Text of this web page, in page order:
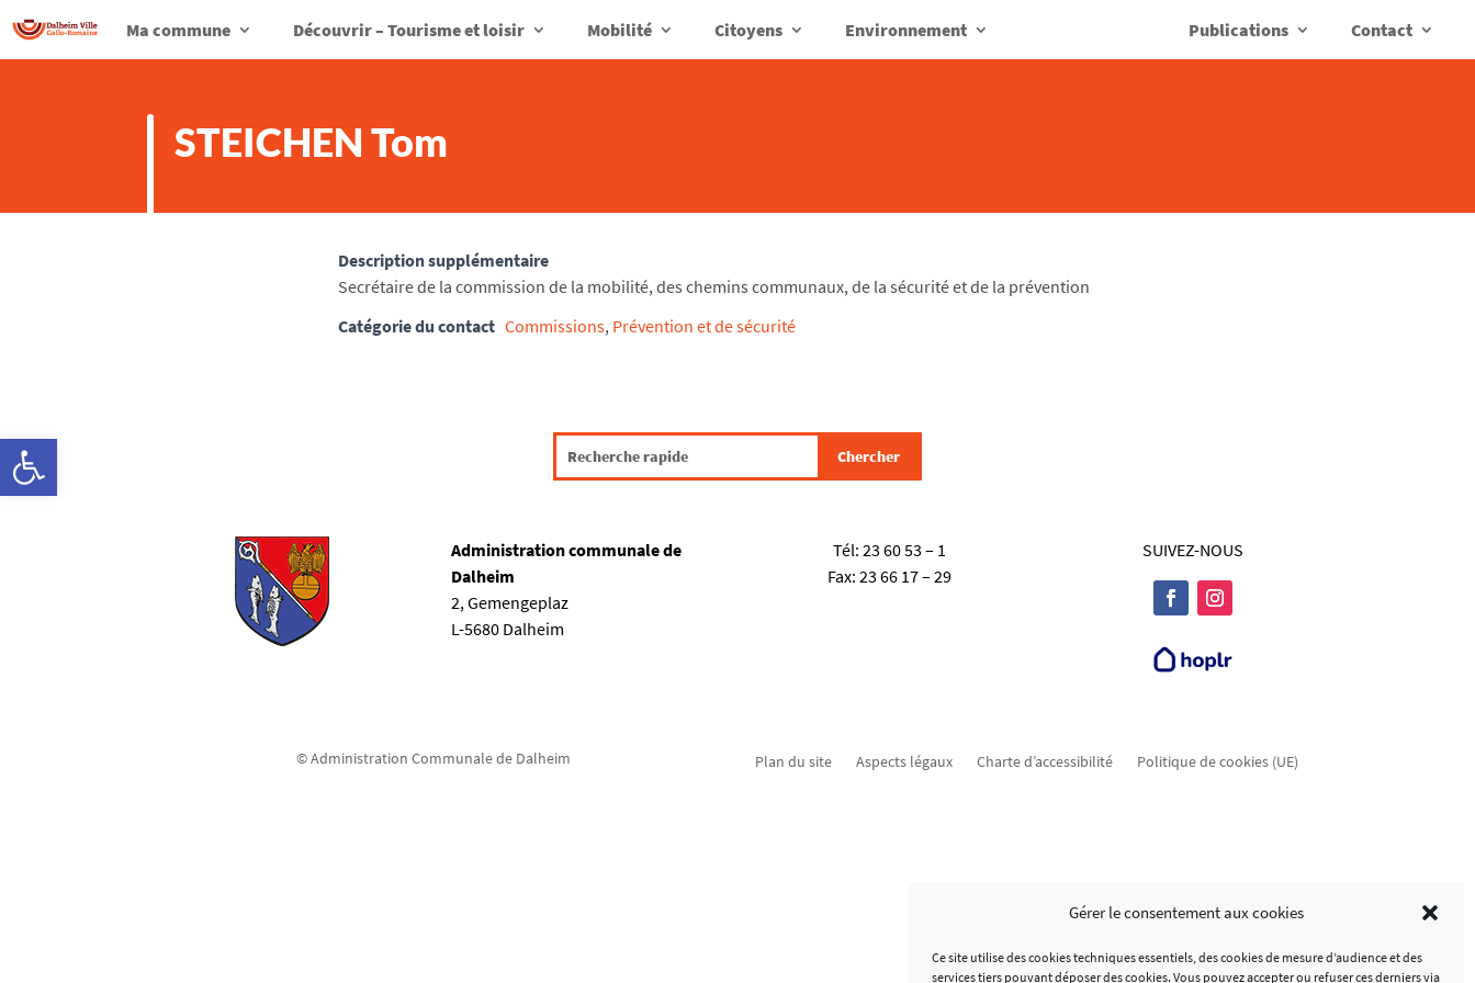
Ouvrir la barre d’outils
Gérer le consentement aux cookies
Ce site utilise des cookies techniques essentiels, des cookies de mesure d’audience et des
services tiers pouvant déposer des cookies. Vous pouvez accepter ou refuser ces derniers via
Ma commune Découvrir – Tourisme et loisir Mobilité Citoyens Environnement Publications Contact
STEICHEN Tom
Description supplémentaire
Secrétaire de la commission de la mobilité, des chemins communaux, de la sécurité et de la prévention
Catégorie du contact Commissions, Prévention et de sécurité
Administration communale de
Dalheim
2, Gemengeplaz
L-5680 Dalheim
Tél: 23 60 53 – 1
Fax: 23 66 17 – 29
SUIVEZ-NOUS
© Administration Communale de Dalheim Plan du site Aspects légaux Charte d’accessibilité Politique de cookies (UE)